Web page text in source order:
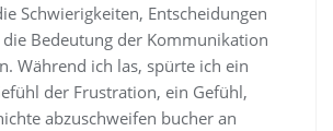
Schwierigkeiten, Entscheidungen
Bedeutung der Kommunikation
Während ich las, spürte ich ein
der Frustration, ein Gefühl,
abzuschweifen bucher an